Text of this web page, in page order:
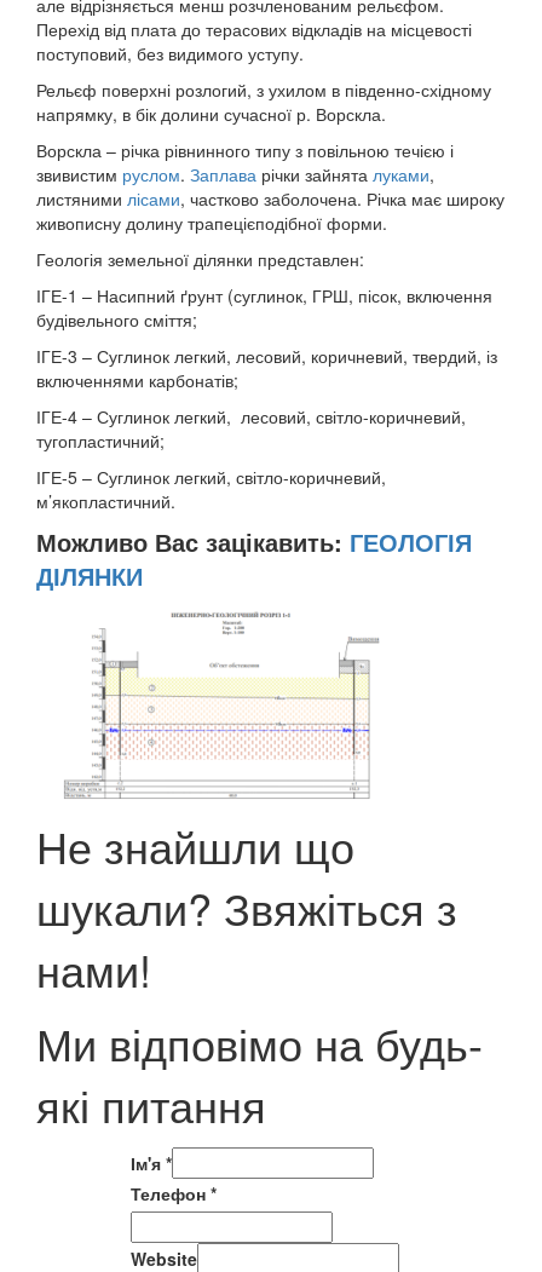
але відрізняється менш розчленованим рельєфом.
Перехід від плата до терасових відкладів на місцевості
поступовий, без видимого уступу.
Рельєф поверхні розлогий, з ухилом в південно-східному
напрямку, в бік долини сучасної р. Ворскла.
Ворскла – річка рівнинного типу з повільною течією і
звивистим руслом. Заплава річки зайнята луками,
листяними лісами, частково заболочена. Річка має широку
живописну долину трапецієподібної форми.
Геологія земельної ділянки представлен:
ІГЕ-1 – Насипний ґрунт (суглинок, ГРШ, пісок, включення
будівельного сміття;
ІГЕ-3 – Суглинок легкий, лесовий, коричневий, твердий, із
включеннями карбонатів;
ІГЕ-4 – Суглинок легкий, лесовий, світло-коричневий,
тугопластичний;
ІГЕ-5 – Суглинок легкий, світло-коричневий,
м’якопластичний.
Можливо Вас зацікавить: ГЕОЛОГІЯ
ДІЛЯНКИ
Не знайшли що
шукали? Звяжіться з
нами!
Ми відповімо на будь-
які питання
Ім'я *
Телефон *
Website